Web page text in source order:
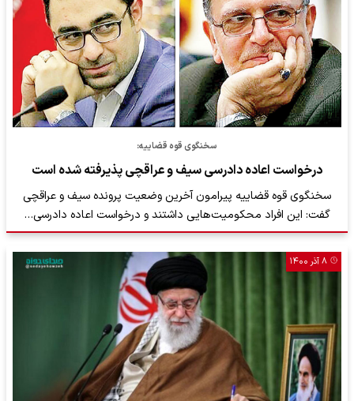
سخنگوی قوه قضاییه:
درخواست اعاده دادرسی سیف و عراقچی پذیرفته شده است
سخنگوی قوه قضاییه پیرامون آخرین وضعیت پرونده سیف و عراقچی
گفت: این افراد محکومیت‌هایی داشتند و درخواست اعاده دادرسی…
۸ آذر ۱۴۰۰